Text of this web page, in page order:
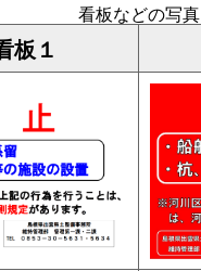
看板などの写真
板１